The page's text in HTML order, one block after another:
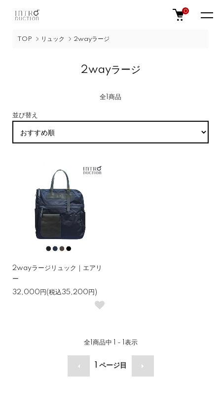
0
TOP リュック 2wayラージ
2wayラージ
全1商品
並び替え
2wayラージリュック｜エアリ
ー
32,000円(税込35,200円)
全1 商品中 1 - 1 表示
ページ目